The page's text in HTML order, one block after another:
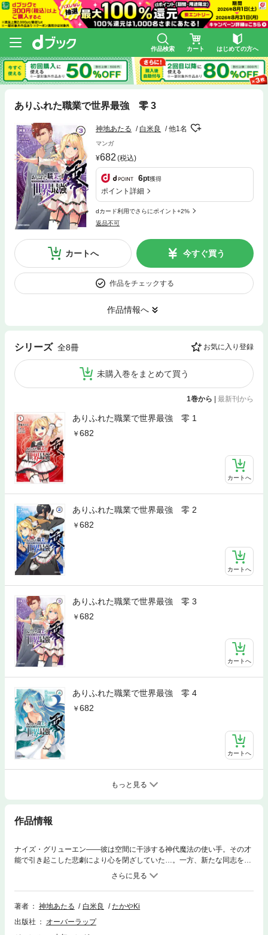
作品検索 カート はじめての方へ
ありふれた職業で世界最強 零 3
神地あたる 白米良 他1名
マンガ
682 (税込)
6pt獲得
ポイント詳細
dカード利用でさらにポイント+2%
返品不可
カートへ 今すぐ買う
作品をチェックする
作品情報へ
シリーズ 全8冊 お気に入り登録
未購入巻をまとめて買う
1巻から | 最新刊から
ありふれた職業で世界最強 零 1
682
カートへ
ありふれた職業で世界最強 零 2
682
カートへ
ありふれた職業で世界最強 零 3
682
カートへ
ありふれた職業で世界最強 零 4
682
カートへ
もっと見る
作品情報
ナイズ・グリューエン――彼は空間に干渉する神代魔法の使い手。その才
能で引き起こした悲劇により心を閉ざしていた…。一方、新たな同志を探
すため旅を始めたオスカーとミレディは“砂漠の妖精”の噂を頼りに赤の砂
漠へと訪れ――そして“彼”と出逢う。「自分は大罪人だ…」神代魔法――
それは、強大すぎる力が故に大いなる希望も、大いなる絶望も生み出
す。“最強”の意味を探し求める物語、第三幕。
著者 神地あたる 白米良
たかやKi
出版社
オーバーラップ